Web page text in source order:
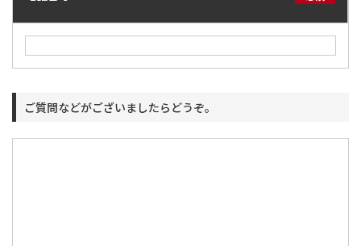
ご質問などがございましたらどうぞ。